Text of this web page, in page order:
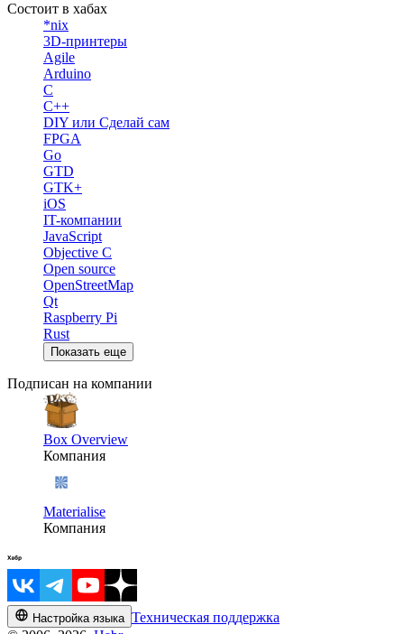
Состоит в хабах
*nix
3D-принтеры
Agile
Arduino
C
C++
DIY или Сделай сам
FPGA
Go
GTD
GTK+
iOS
IT-компании
JavaScript
Objective C
Open source
OpenStreetMap
Qt
Raspberry Pi
Rust
Показать еще
Подписан на компании
Box Overview
Компания
Materialise
Компания
Настройка языка Техническая поддержка